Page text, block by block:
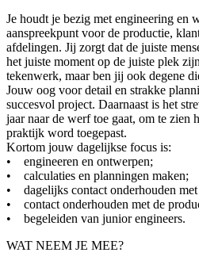
Je houdt je bezig met engineering en
aanspreekpunt voor de productie,
afdelingen. Jij zorgt dat de juiste
het juiste moment op de juiste plek
tekenwerk, maar ben jij ook degene
Jouw oog voor detail en strakke
succesvol project. Daarnaast is het
jaar naar de werf toe gaat, om te zien
praktijk word toegepast.
Kortom jouw dagelijkse focus is:
• engineeren en ontwerpen;
• calculaties en planningen maken;
• dagelijks contact onderhouden
• contact onderhouden met de
• begeleiden van junior engineers.
WAT NEEM JE MEE?